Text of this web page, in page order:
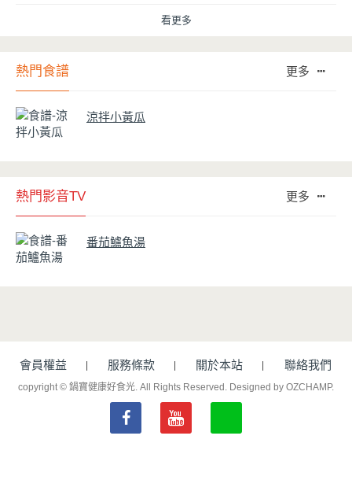
看更多
熱門食譜 更多
涼拌小黃瓜
熱門影音TV 更多
番茄鱸魚湯
會員權益 服務條款 關於本站 聯絡我們
copyright © 鍋寶健康好食光. All Rights Reserved. Designed by OZCHAMP.